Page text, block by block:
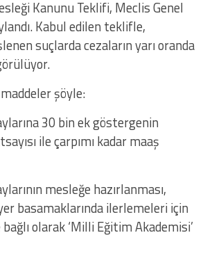
Kanunu Teklifi, Meclis Genel
Kabul edilen teklifle,
suçlarda cezaların yarı oranda
şöyle:
30 bin ek göstergenin
ile çarpımı kadar maaş
mesleğe hazırlanması,
basamaklarında ilerlemeleri için
olarak ‘Milli Eğitim Akademisi’